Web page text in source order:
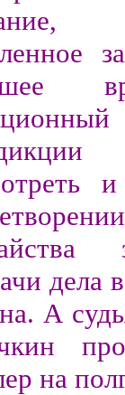
дела
А
на